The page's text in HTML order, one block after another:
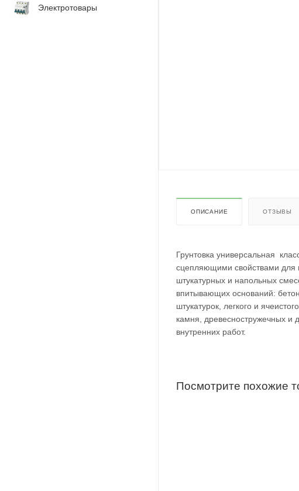
Электротовары
ОПИСАНИЕ ОТЗЫВЫ
Грунтовка универсальная
сцепляющими свойствами для
штукатурных и напольных
впитывающих оснований:
штукатурок, легкого и
камня, древесностружечных и
внутренних работ.
Посмотрите похожие